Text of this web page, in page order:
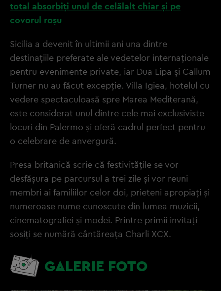
total absorbiți unul de celălalt chiar și pe
covorul roșu
Sicilia a devenit în ultimii ani una dintre
destinațiile preferate ale vedetelor internaționale
pentru evenimente private, iar Dua Lipa și Callum
Turner nu au făcut excepție. Villa Igiea, hotelul cu
vedere spectaculoasă spre Marea Mediterană,
este considerat unul dintre cele mai exclusiviste
locuri din Palermo și oferă cadrul perfect pentru
o celebrare de anvergură.
Presa britanică scrie că festivitățile se vor
desfășura pe parcursul a trei zile și vor reuni
membri ai familiilor celor doi, prieteni apropiați și
numeroase nume cunoscute din lumea muzicii,
cinematografiei și modei. Printre primii invitați
sosiți se numără cântăreața Charli XCX.
GALERIE FOTO